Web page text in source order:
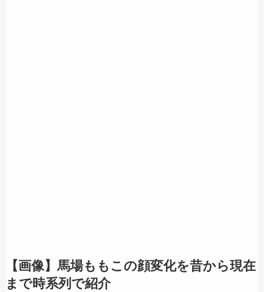
【画像】馬場ももこの顔変化を昔から現在
まで時系列で紹介